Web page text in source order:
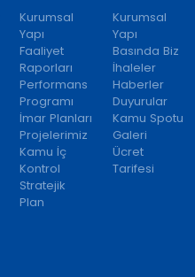
Kurumsal
Yapı
Faaliyet
Raporları
Performans
Programı
İmar Planları
Projelerimiz
Kamu İç
Kontrol
Stratejik
Plan
Kurumsal
Yapı
Basında Biz
İhaleler
Haberler
Duyurular
Kamu Spotu
Galeri
Ücret
Tarifesi